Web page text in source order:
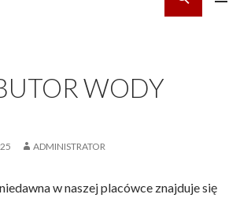
WODY
ADMINISTRATOR
w naszej placówce znajduje się